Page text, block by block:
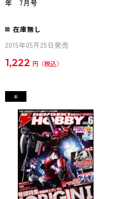
年 7月号
在庫無し
2015年05月25日発売
1,222 円